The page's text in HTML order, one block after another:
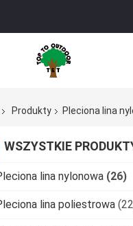
Produkty Pleciona lina
WSZYSTKIE
lina nylonowa (26)
lina poliestrowa